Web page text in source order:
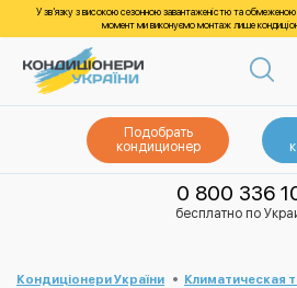
У зв’язку з високою сезонною завантаженістю та
момент ми виконуємо монтаж лише
Подобрать
кондиционер
0 800 336
бесплатно по
Кондиціонери України Климатическая